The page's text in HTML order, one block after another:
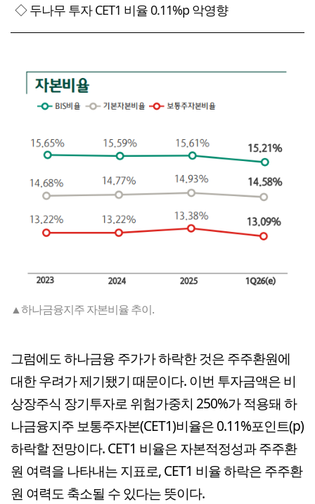
◇ 두나무 투자 CET1 비율 0.11%p 악영향
▲하나금융지주 자본비율 추이.
그럼에도 하나금융 주가가 하락한 것은 주주환원에
대한 우려가 제기됐기 때문이다. 이번 투자금액은 비
상장주식 장기투자로 위험가중치 250%가 적용돼 하
나금융지주 보통주자본(CET1)비율은 0.11%포인트(p)
하락할 전망이다. CET1 비율은 자본적정성과 주주환
원 여력을 나타내는 지표로, CET1 비율 하락은 주주환
원 여력도 축소될 수 있다는 뜻이다.